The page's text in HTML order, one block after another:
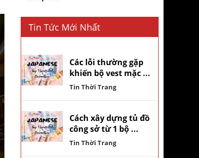
Tin Tức Mới Nhất
Các lỗi thường gặp
khiến bộ vest mặc ...
Tin Thời Trang
Cách xây dựng tủ đồ
công sở từ 1 bộ ...
Tin Thời Trang